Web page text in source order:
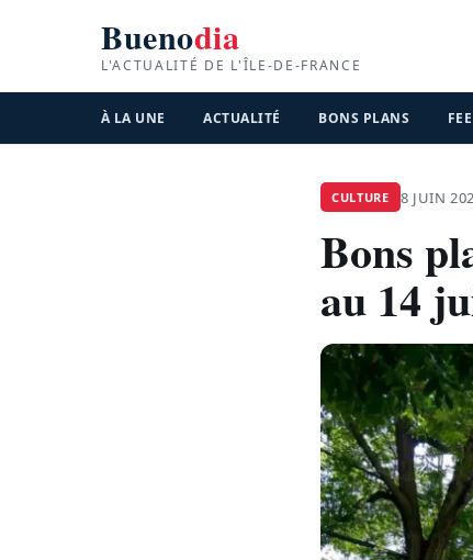
Buenodia
L'ACTUALITÉ DE L'ÎLE-DE-FRANCE
À LA UNE ACTUALITÉ BONS PLANS
CULTURE 8 JUIN
Bons
au 14